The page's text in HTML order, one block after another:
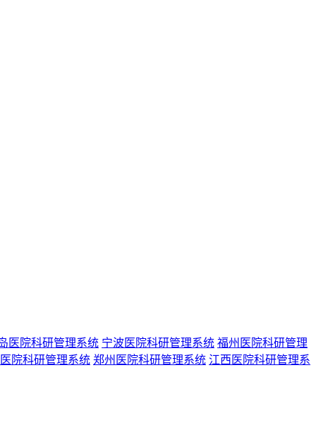
医院科研管理系统 宁波医院科研管理系统 福州医院科研管理
院科研管理系统 郑州医院科研管理系统 江西医院科研管理系